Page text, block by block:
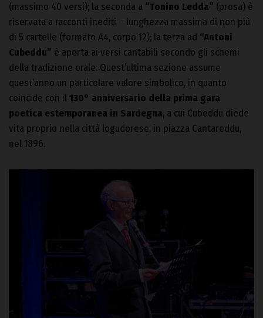
(massimo 40 versi); la seconda a “Tonino Ledda” (prosa) è
riservata a racconti inediti – lunghezza massima di non più
di 5 cartelle (formato A4, corpo 12); la terza ad “Antoni
Cubeddu” è aperta ai versi cantabili secondo gli schemi
della tradizione orale. Quest’ultima sezione assume
quest’anno un particolare valore simbolico, in quanto
coincide con il130° anniversario della prima gara
poetica estemporanea in Sardegna, a cui Cubeddu diede
vita proprio nella città logudorese, in piazza Cantareddu,
nel 1896.